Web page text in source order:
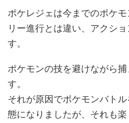
ポケレジェは今までのポケ
リー進行とは違い、アクシ
す。
ポケモンの技を避けながら
す。
それが原因でポケモンバト
態になりましたが、それも